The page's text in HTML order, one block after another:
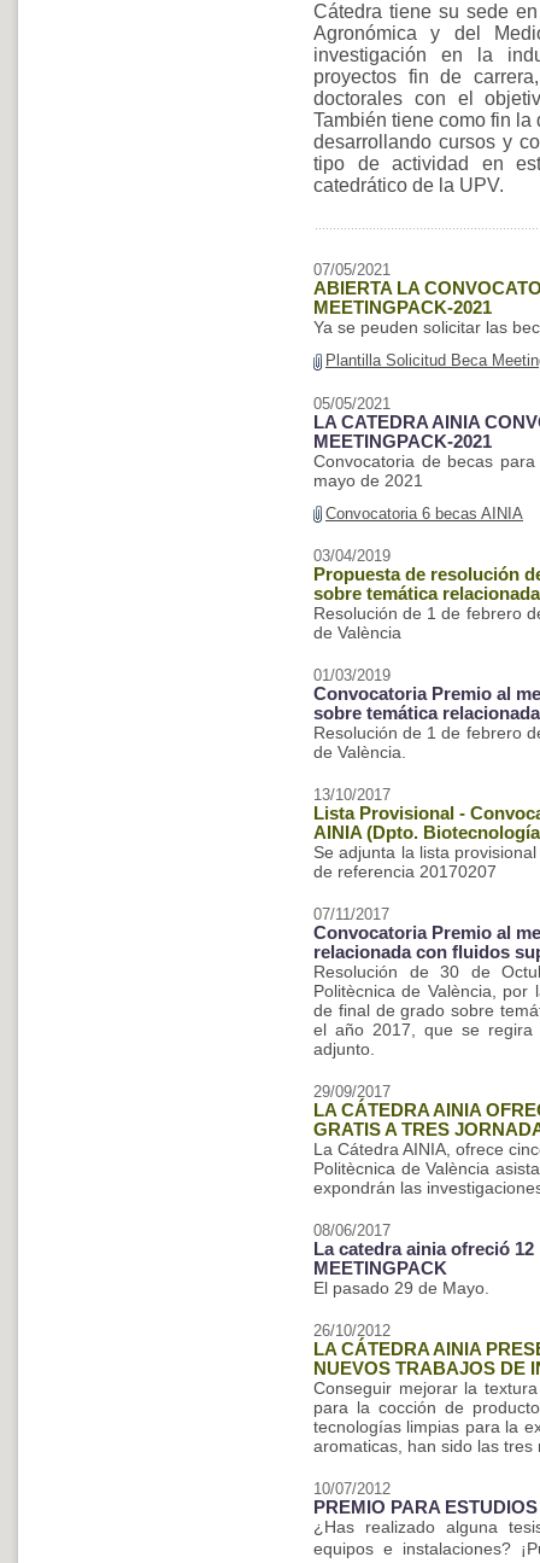
Cátedra tiene su sede
Agronómica y del
investigación en la
proyectos fin de
doctorales con el
También tiene como fin
desarrollando cursos y
tipo de actividad en
catedrático de la UPV.
07/05/2021
ABIERTA LA
MEETINGPACK-2021
Ya se peuden solicitar las
Plantilla Solicitud Beca
05/05/2021
LA CATEDRA AINIA
MEETINGPACK-2021
Convocatoria de becas
mayo de 2021
Convocatoria 6 becas AINIA
03/04/2019
Propuesta de resolución
sobre temática
Resolución de 1 de febrero
de València
01/03/2019
Convocatoria Premio al
sobre temática
Resolución de 1 de febrero
de València.
13/10/2017
Lista Provisional -
AINIA (Dpto.
Se adjunta la lista
de referencia 20170207
07/11/2017
Convocatoria Premio al
relacionada con fluidos
Resolución de 30 de
Politècnica de València,
de final de grado sobre
el año 2017, que se
adjunto.
29/09/2017
LA CÁTEDRA AINIA
GRATIS A TRES
La Cátedra AINIA, ofrece
Politècnica de València
expondrán las
08/06/2017
La catedra ainia ofreció
MEETINGPACK
El pasado 29 de Mayo.
26/10/2012
LA CÁTEDRA AINIA
NUEVOS TRABAJOS DE
Conseguir mejorar la
para la cocción de
tecnologías limpias para la
aromaticas, han sido las
10/07/2012
PREMIO PARA
¿Has realizado alguna
equipos e instalaciones?